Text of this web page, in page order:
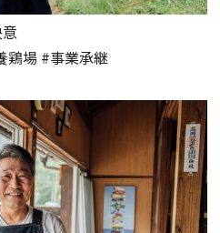
鶏場 #事業承継